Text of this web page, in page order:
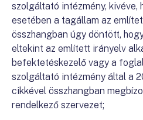
szolgáltató intézmény, kivéve,
esetében a tagállam az
összhangban úgy döntött,
eltekint az említett irányelv
befektetéskezelő vagy a
szolgáltató intézmény által a
cikkével összhangban
rendelkező szervezet;